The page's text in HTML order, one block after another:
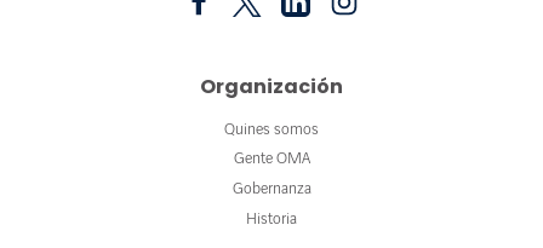
Organización
Quines somos
Gente OMA
Gobernanza
Historia